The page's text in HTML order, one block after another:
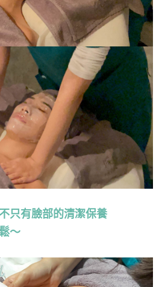
只有臉部的清潔保養
～